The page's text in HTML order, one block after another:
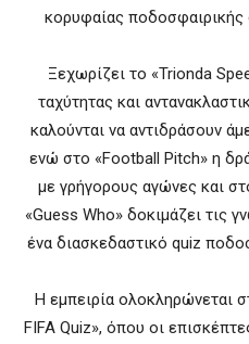
κορυφαίας
Ξεχωρίζει το «Trionda
ταχύτητας και
καλούνται να αντιδράσουν
ενώ στο «Football Pitch» η
με γρήγορους αγώνες και
«Guess Who» δοκιμάζει τις
ένα διασκεδαστικό quiz
Η εμπειρία ολοκληρώνεται
FIFA Quiz», όπου οι